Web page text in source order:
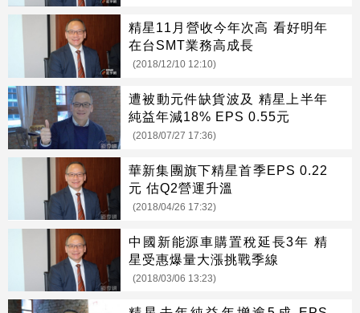
精星11月營收今年次高 看好明年
在台SMT業務高成長
(2018/12/10 12:10)
遭被動元件缺貨波及 精星上半年
純益年減18% EPS 0.55元
(2018/07/27 17:36)
華新集團旗下精星首季EPS 0.22
元 估Q2營運升溫
(2018/04/26 17:32)
中國新能源車購置稅延長3年 精
星受惠爆量大漲挑戰季線
(2018/03/06 13:23)